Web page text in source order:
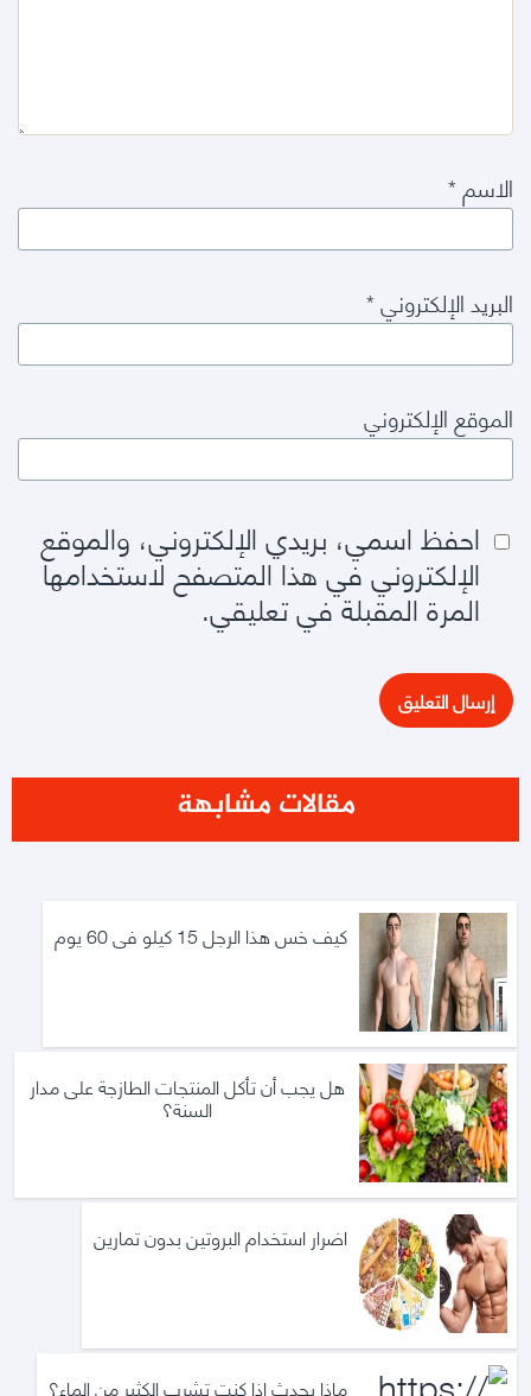
الاسم*
البريد الإلكتروني*
الموقع الإلكتروني
احفظ اسمي، بريدي الإلكتروني، والموقع
الإلكتروني في هذا المتصفح لاستخدامها
المرة المقبلة في تعليقي.
مقالات مشابهة
كيف خس هذا الرجل 15 كيلو فى 60 يوم
هل يجب أن تأكل المنتجات الطازجة على مدار
السنة؟
اضرار استخدام البروتين بدون تمارين
ماذا يحدث إذا كنت تشرب الكثير من الماء؟